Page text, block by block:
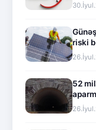
riski
52